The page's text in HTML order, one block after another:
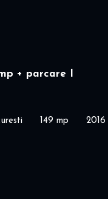
+ parcare I
149 mp 2016